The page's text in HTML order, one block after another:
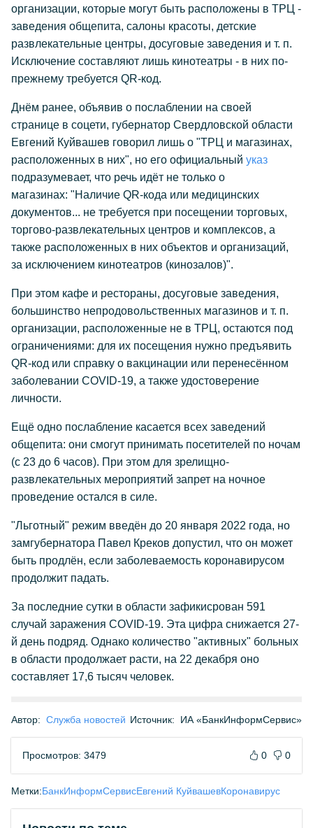
организации, которые могут быть расположены в ТРЦ -
заведения общепита, салоны красоты, детские
развлекательные центры, досуговые заведения и т. п.
Исключение составляют лишь кинотеатры - в них по-
прежнему требуется QR-код.
Днём ранее, объявив о послаблении на своей
странице в соцети, губернатор Свердловской области
Евгений Куйвашев говорил лишь о "ТРЦ и магазинах,
расположенных в них", но его официальный указ
подразумевает, что речь идёт не только о
магазинах: "Наличие QR-кода или медицинских
документов... не требуется при посещении торговых,
торгово-развлекательных центров и комплексов, а
также расположенных в них объектов и организаций,
за исключением кинотеатров (кинозалов)".
При этом кафе и рестораны, досуговые заведения,
большинство непродовольственных магазинов и т. п.
организации, расположенные не в ТРЦ, остаются под
ограничениями: для их посещения нужно предъявить
QR-код или справку о вакцинации или перенесённом
заболевании COVID-19, а также удостоверение
личности.
Ещё одно послабление касается всех заведений
общепита: они смогут принимать посетителей по ночам
(с 23 до 6 часов). При этом для зрелищно-
развлекательных мероприятий запрет на ночное
проведение остался в силе.
"Льготный" режим введён до 20 января 2022 года, но
замгубернатора Павел Креков допустил, что он может
быть продлён, если заболеваемость коронавирусом
продолжит падать.
За последние сутки в области зафикисрован 591
случай заражения COVID-19. Эта цифра снижается 27-
й день подряд. Однако количество "активных" больных
в области продолжает расти, на 22 декабря оно
составляет 17,6 тысяч человек.
Автор: Служба новостей Источник: ИА «БанкИнформСервис»
Просмотров: 3479 0 0
Метки:БанкИнформСервисЕвгений КуйвашевКоронавирус